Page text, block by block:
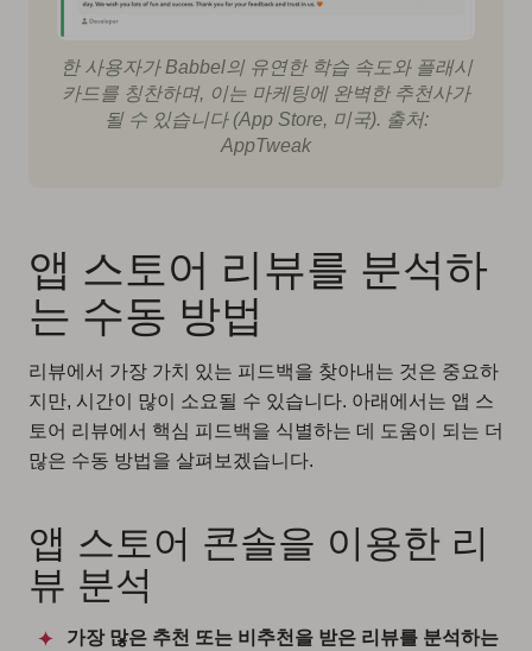
한 사용자가 Babbel의 유연한 학습 속도와 플래시
카드를 칭찬하며, 이는 마케팅에 완벽한 추천사가
될 수 있습니다 (App Store, 미국). 출처:
AppTweak
앱 스토어 리뷰를 분석하
는 수동 방법
리뷰에서 가장 가치 있는 피드백을 찾아내는 것은 중요하
지만, 시간이 많이 소요될 수 있습니다. 아래에서는 앱 스
토어 리뷰에서 핵심 피드백을 식별하는 데 도움이 되는 더
많은 수동 방법을 살펴보겠습니다.
앱 스토어 콘솔을 이용한 리
뷰 분석
가장 많은 추천 또는 비추천을 받은 리뷰를 분석하는